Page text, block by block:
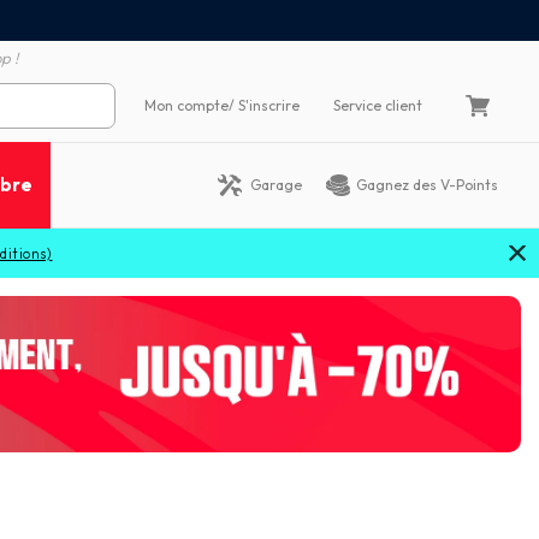
!
Mon compte/ S'inscrire Service client
Garage Gagnez des V-Points